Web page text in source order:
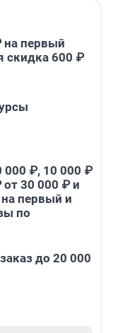
на первый
скидка 600 ₽
000 ₽, 10 000 ₽
30 000 ₽ и
первый и
по
до 20 000